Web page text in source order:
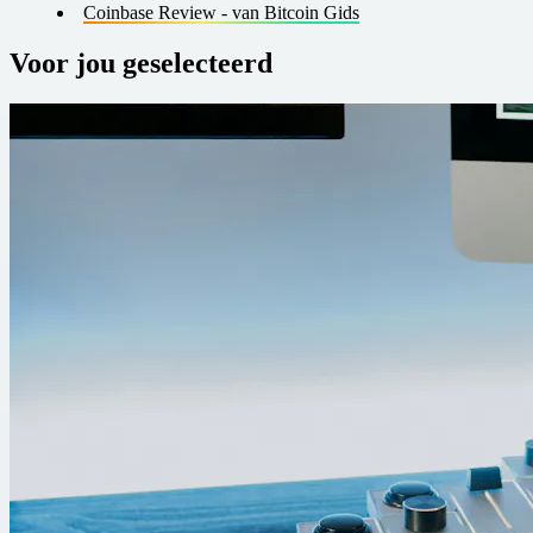
C oinbase Review - van Bitcoin Gids
Voor jou geselecteerd